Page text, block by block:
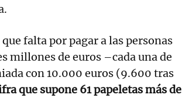
falta por pagar a las personas
millones de euros –cada una de
con 10.000 euros (9.600 tras
que supone 61 papeletas más de